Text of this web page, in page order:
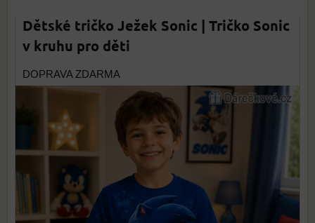
Dětské tričko Ježek Sonic | Tričko Sonic
v kruhu pro děti
DOPRAVA ZDARMA